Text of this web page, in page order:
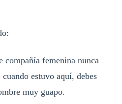
compañía femenina nunca
estuvo aquí, debes
muy guapo.